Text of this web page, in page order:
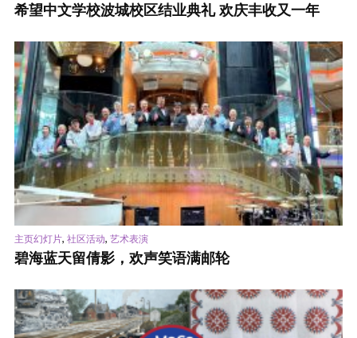
希望中文学校波城校区结业典礼 欢庆丰收又一年
主页幻灯片, 社区活动, 艺术表演
碧海蓝天留倩影，欢声笑语满邮轮